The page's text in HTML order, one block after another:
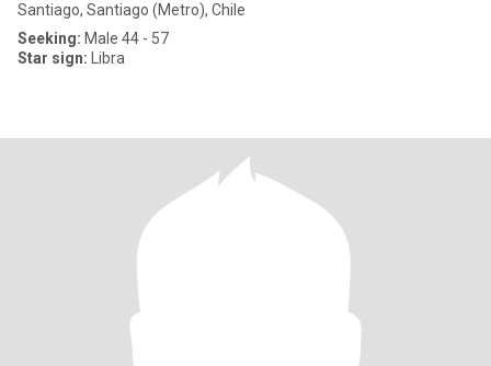
Santiago, Santiago (Metro), Chile
Seeking: Male 44 - 57
Star sign: Libra